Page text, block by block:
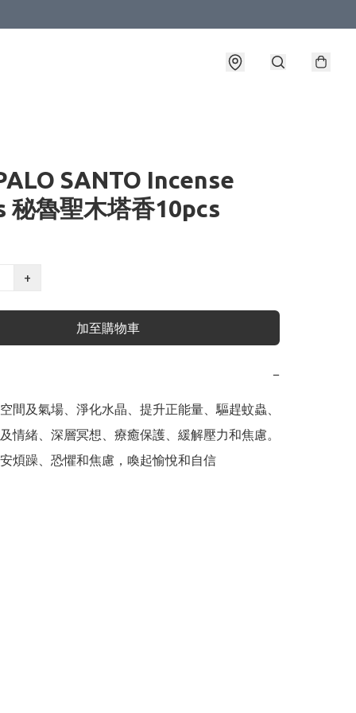
SANTO Incense
秘魯聖木塔香10pcs
+
加至購物車
−
間及氣場、淨化水晶、提升正能量、驅趕蚊蟲、
情緒、深層冥想、療癒保護、緩解壓力和焦慮。
煩躁、恐懼和焦慮，喚起愉悅和自信